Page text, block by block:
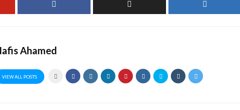
Ahamed
VIEW ALL POSTS